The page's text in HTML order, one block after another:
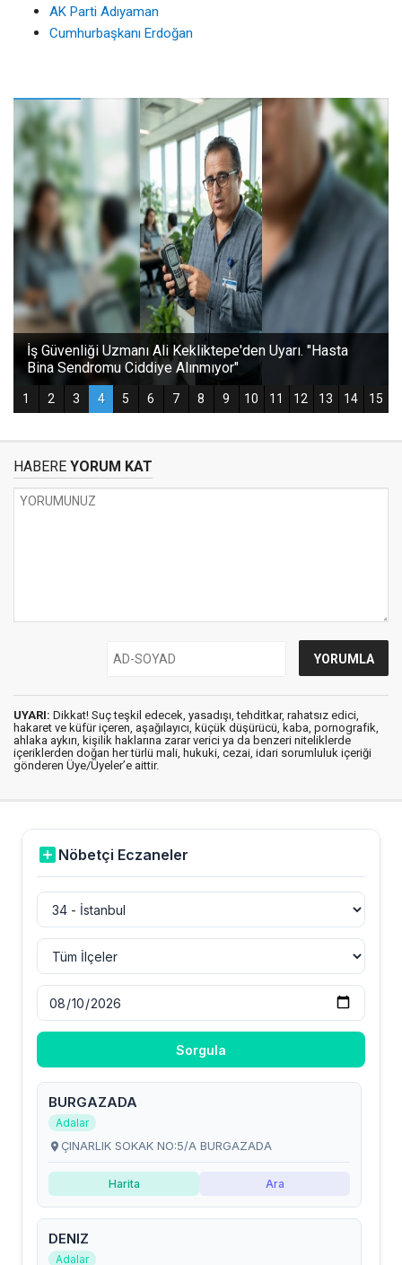
AK Parti Adıyaman
Cumhurbaşkanı Erdoğan
HABERE YORUM KAT
UYARI: Dikkat! Suç teşkil edecek, yasadışı, tehditkar, rahatsız edici,
hakaret ve küfür içeren, aşağılayıcı, küçük düşürücü, kaba, pornografik,
ahlaka aykırı, kişilik haklarına zarar verici ya da benzeri niteliklerde
içeriklerden doğan her türlü mali, hukuki, cezai, idari sorumluluk içeriği
gönderen Üye/Üyeler’e aittir.